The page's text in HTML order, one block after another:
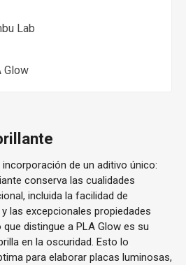
Lab
Glow
de un aditivo único:
conserva las cualidades
incluida la facilidad de
las excepcionales propiedades
distingue a PLA Glow es su
en la oscuridad. Esto lo
para elaborar placas luminosas,